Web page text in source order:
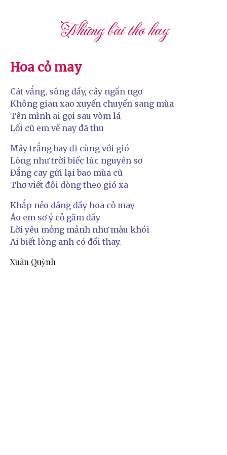
Những bài thơ hay
Hoa cỏ may
Cát vắng, sông đầy, cây ngẩn ngơ
Không gian xao xuyến chuyển sang mùa
Tên mình ai gọi sau vòm lá
Lối cũ em về nay đã thu
Mây trắng bay đi cùng với gió
Lòng như trời biếc lúc nguyên sơ
Đắng cay gửi lại bao mùa cũ
Thơ viết đôi dòng theo gió xa
Khắp nẻo dâng đầy hoa cỏ may
Áo em sơ ý cỏ găm đầy
Lời yêu mỏng mảnh như màu khói
Ai biết lòng anh có đổi thay.
Xuân Quỳnh